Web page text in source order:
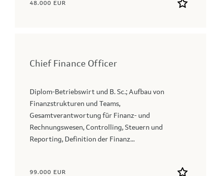
48.000 EUR
Chief Finance Officer
Diplom-Betriebswirt und B. Sc.; Aufbau von
Finanzstrukturen und Teams,
Gesamtverantwortung für Finanz- und
Rechnungswesen, Controlling, Steuern und
Reporting, Definition der Finanz...
99.000 EUR